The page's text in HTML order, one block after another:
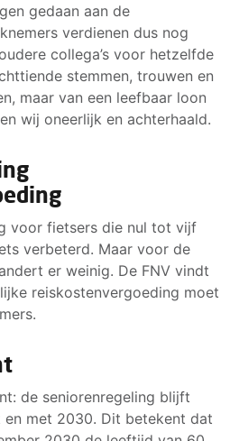
gedaan aan de
verdienen dus nog
collega’s voor hetzelfde
stemmen, trouwen en
maar van een leefbaar loon
wij oneerlijk en achterhaald.
voor fietsers die nul tot vijf
verbeterd. Maar voor de
er weinig. De FNV vindt
reiskostenvergoeding moet
de seniorenregeling blijft
met 2030. Dit betekent dat